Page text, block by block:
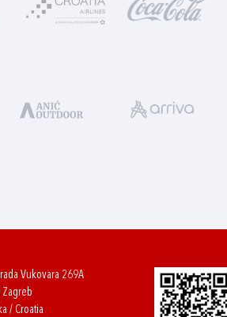
Vukovara 269A
/ Croatia